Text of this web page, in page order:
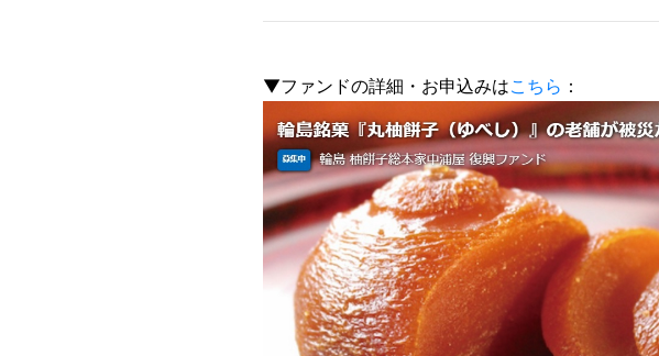
▼ファンドの詳細・お申込みはこちら ：